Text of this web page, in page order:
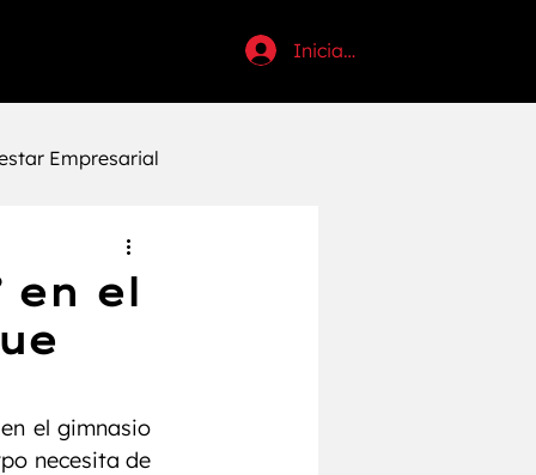
Iniciar sesión
Empresarial
Anabólicos
en el
el gimnasio
necesita de